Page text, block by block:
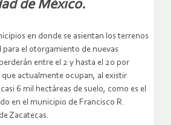
de México.
en donde se asientan los terrenos
para el otorgamiento de nuevas
entre el 2 y hasta el 20 por
actualmente ocupan, al existir
6 mil hectáreas de suelo, como es el
en el municipio de Francisco R.
Zacatecas.